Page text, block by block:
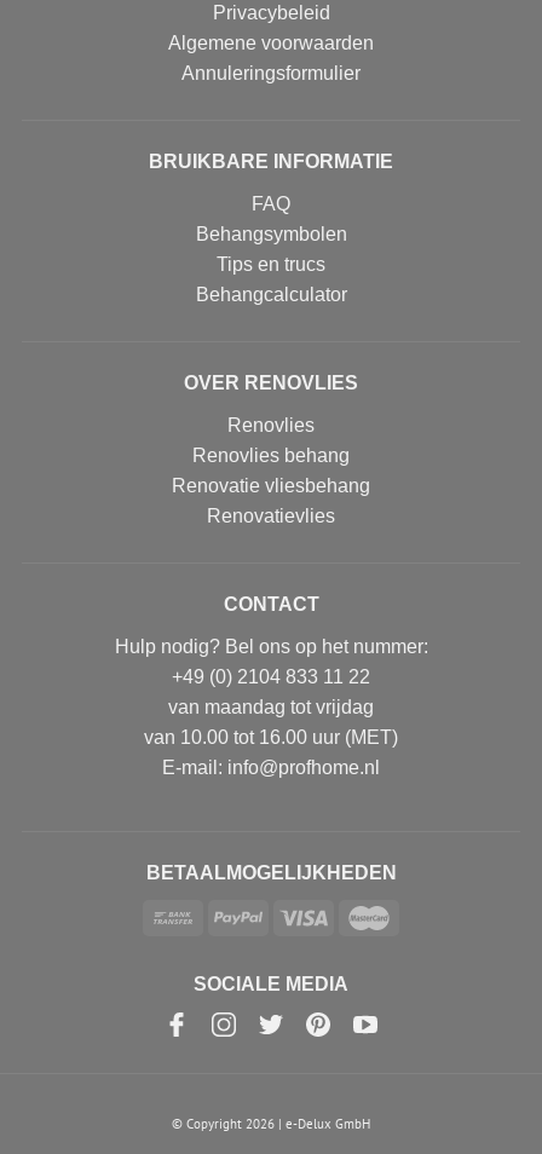
Privacybeleid
Algemene voorwaarden
Annuleringsformulier
BRUIKBARE INFORMATIE
FAQ
Behangsymbolen
Tips en trucs
Behangcalculator
OVER RENOVLIES
Renovlies
Renovlies behang
Renovatie vliesbehang
Renovatievlies
CONTACT
Hulp nodig? Bel ons op het nummer:
+49 (0) 2104 833 11 22
van maandag tot vrijdag
van 10.00 tot 16.00 uur (MET)
E-mail: info@profhome.nl
BETAALMOGELIJKHEDEN
SOCIALE MEDIA
© Copyright 2026 | e-Delux GmbH